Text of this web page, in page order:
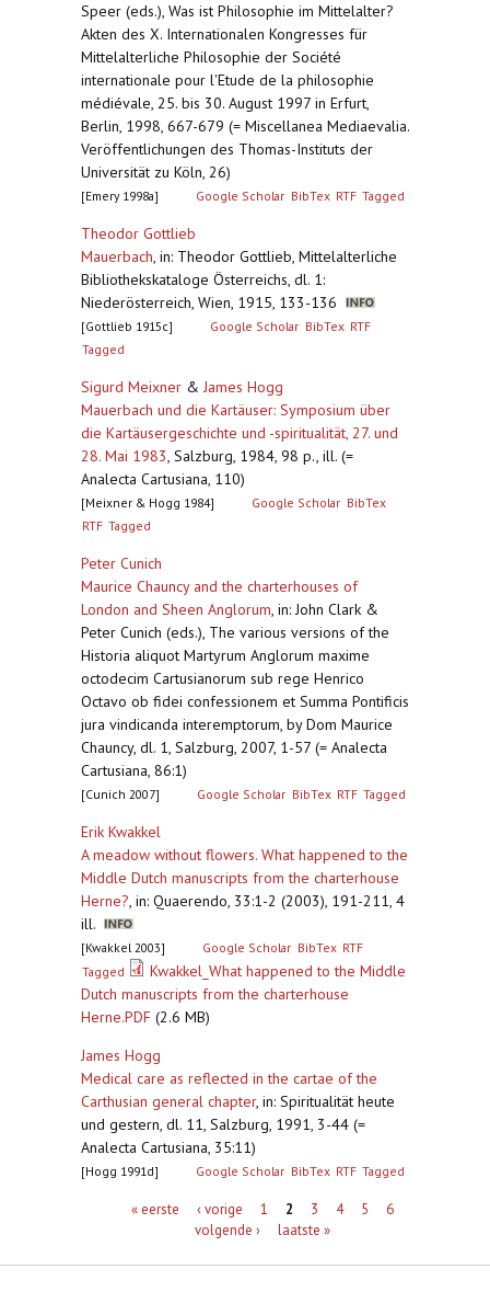
Speer (eds.), Was ist Philosophie im Mittelalter?
Akten des X. Internationalen Kongresses für
Mittelalterliche Philosophie der Société
internationale pour l'Etude de la philosophie
médiévale, 25. bis 30. August 1997 in Erfurt,
Berlin, 1998, 667-679 (= Miscellanea Mediaevalia.
Veröffentlichungen des Thomas-Instituts der
Universität zu Köln, 26)
[Emery 1998a] Google Scholar BibTex RTF Tagged
Theodor Gottlieb
Mauerbach, in: Theodor Gottlieb, Mittelalterliche
Bibliothekskataloge Österreichs, dl. 1:
Niederösterreich, Wien, 1915, 133-136
[Gottlieb 1915c] Google Scholar BibTex RTF
Tagged
Sigurd Meixner & James Hogg
Mauerbach und die Kartäuser: Symposium über
die Kartäusergeschichte und -spiritualität, 27. und
28. Mai 1983, Salzburg, 1984, 98 p., ill. (=
Analecta Cartusiana, 110)
[Meixner & Hogg 1984] Google Scholar BibTex
RTF Tagged
Peter Cunich
Maurice Chauncy and the charterhouses of
London and Sheen Anglorum, in: John Clark &
Peter Cunich (eds.), The various versions of the
Historia aliquot Martyrum Anglorum maxime
octodecim Cartusianorum sub rege Henrico
Octavo ob fidei confessionem et Summa Pontificis
jura vindicanda interemptorum, by Dom Maurice
Chauncy, dl. 1, Salzburg, 2007, 1-57 (= Analecta
Cartusiana, 86:1)
[Cunich 2007] Google Scholar BibTex RTF Tagged
Erik Kwakkel
A meadow without flowers. What happened to the
Middle Dutch manuscripts from the charterhouse
Herne?, in: Quaerendo, 33:1-2 (2003), 191-211, 4
ill.
[Kwakkel 2003] Google Scholar BibTex RTF
Tagged
Kwakkel_What happened to the Middle
Dutch manuscripts from the charterhouse
Herne.PDF (2.6 MB)
James Hogg
Medical care as reflected in the cartae of the
Carthusian general chapter, in: Spiritualität heute
und gestern, dl. 11, Salzburg, 1991, 3-44 (=
Analecta Cartusiana, 35:11)
[Hogg 1991d] Google Scholar BibTex RTF Tagged
Pagina's« eerste ‹ vorige 1 2 3 4 5
6
volgende ›
laatste »